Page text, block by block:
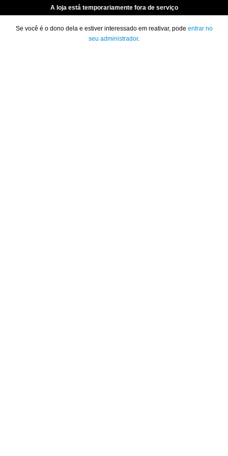
A loja está temporariamente fora de serviço
Se você é o dono dela e estiver interessado em reativar, pode entrar no
seu administrador.